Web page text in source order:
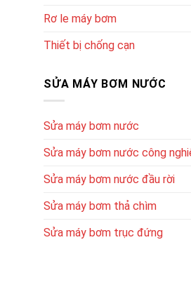
Rơ le máy bơm
Thiết bị chống cạn
SỬA MÁY BƠM NƯỚC
Sửa máy bơm nước
Sửa máy bơm nước công
Sửa máy bơm nước đầu rời
Sửa máy bơm thả chìm
Sửa máy bơm trục đứng